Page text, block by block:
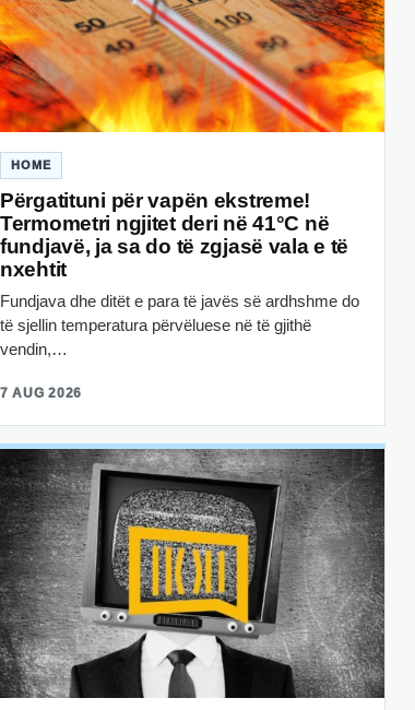
HOME
Përgatituni për vapën ekstreme!
Termometri ngjitet deri në 41°C në
fundjavë, ja sa do të zgjasë vala e të
nxehtit
Fundjava dhe ditët e para të javës së ardhshme do
të sjellin temperatura përvëluese në të gjithë
vendin,…
7 AUG 2026